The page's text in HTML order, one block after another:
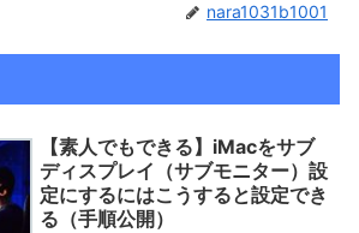
nara1031b1001
【素人でもできる】iMacをサブ
ディスプレイ（サブモニター）設
定にするにはこうすると設定でき
る（手順公開）